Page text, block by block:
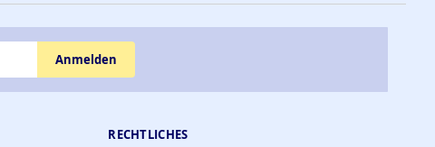
RECHTLICHES
Anmelden